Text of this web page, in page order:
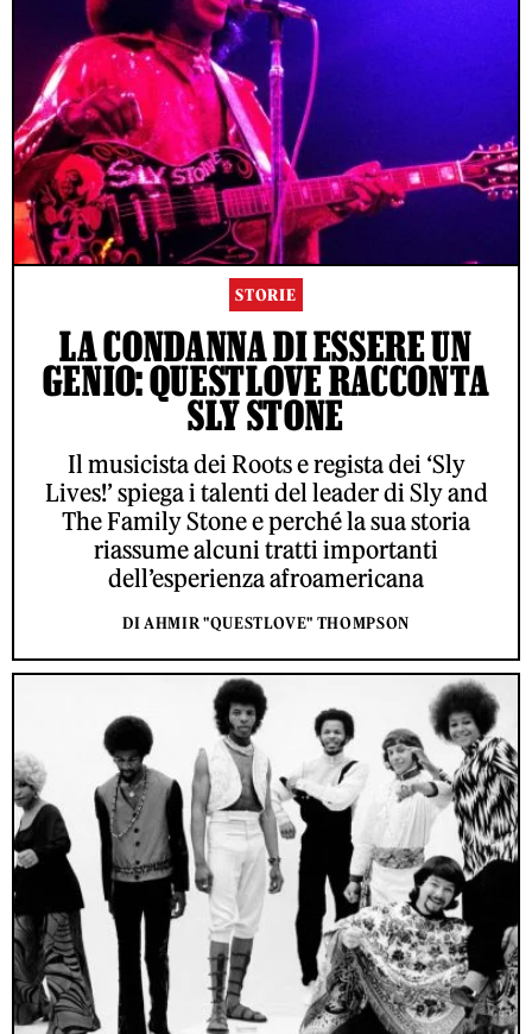
STORIE
LA CONDANNA DI ESSERE UN
GENIO: QUESTLOVE RACCONTA
SLY STONE
Il musicista dei Roots e regista dei ‘Sly
Lives!’ spiega i talenti del leader di Sly and
The Family Stone e perché la sua storia
riassume alcuni tratti importanti
dell’esperienza afroamericana
DI AHMIR "QUESTLOVE" THOMPSON